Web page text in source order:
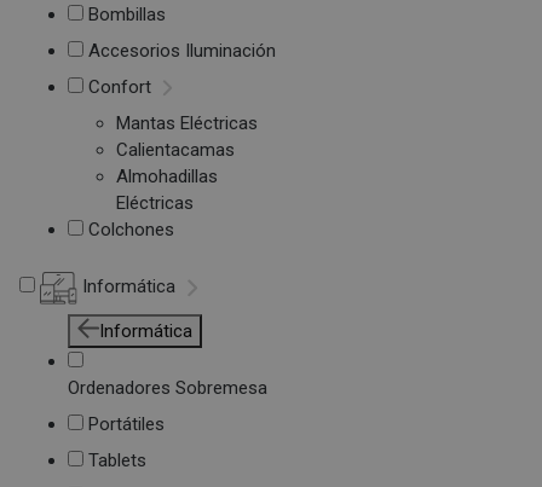
Bombillas
Accesorios Iluminación
Confort
Mantas Eléctricas
Calientacamas
Almohadillas
Eléctricas
Colchones
Informática
Informática
Ordenadores Sobremesa
Portátiles
Tablets